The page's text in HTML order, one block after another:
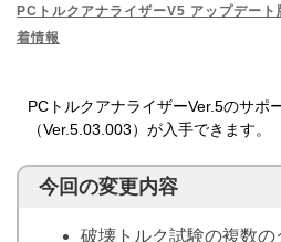
PCトルクアナライザーV5 アップデート
着情報
PCトルクアナライザーVer.5のサポ
（Ver.5.03.003）が入手できます。
今回の変更内容
破壊トルク試験の複数